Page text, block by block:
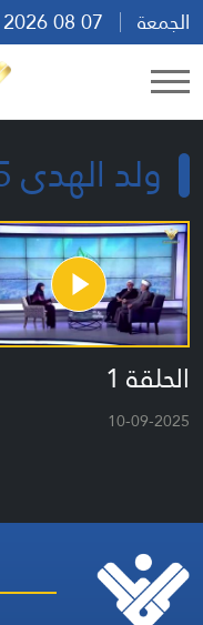
الجمعة
ولد الهدى 2025
الحلقة 1
10-09-2025